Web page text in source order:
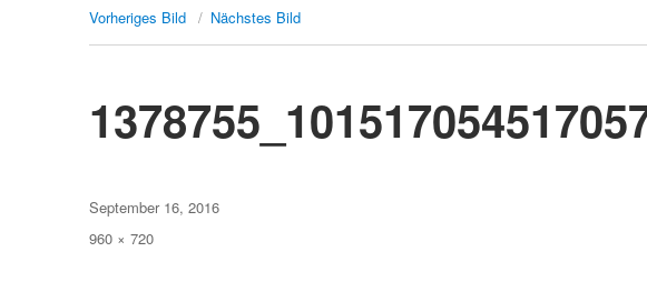
Vorheriges Bild Nächstes Bild
Veröffentlicht
am
September 16, 2016
Volle
960 × 720